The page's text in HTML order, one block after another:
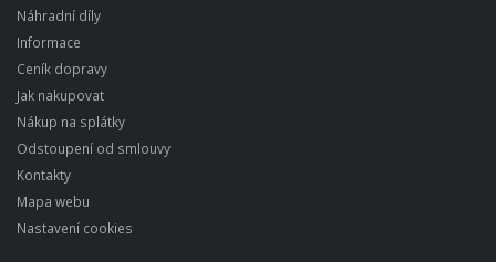
Náhradní díly
Informace
Ceník dopravy
Jak nakupovat
Nákup na splátky
Odstoupení od smlouvy
Kontakty
Mapa webu
Nastavení cookies